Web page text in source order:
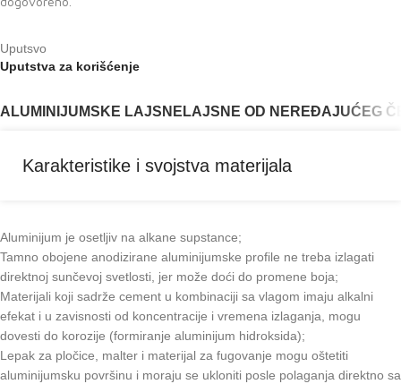
Uputsvo
Uputstva za korišćenje
ALUMINIJUMSKE LAJSNE LAJSNE OD NEREĐAJUĆEG
Karakteristike i svojstva materijala
Aluminijum je osetljiv na alkane supstance;
Tamno obojene anodizirane aluminijumske profile ne treba izlagati
direktnoj sunčevoj svetlosti, jer može doći do promene boja;
Materijali koji sadrže cement u kombinaciji sa vlagom imaju alkalni
efekat i u zavisnosti od koncentracije i vremena izlaganja, mogu
dovesti do korozije (formiranje aluminijum hidroksida);
Lepak za pločice, malter i materijal za fugovanje mogu oštetiti
aluminijumsku površinu i moraju se ukloniti posle polaganja direktno sa